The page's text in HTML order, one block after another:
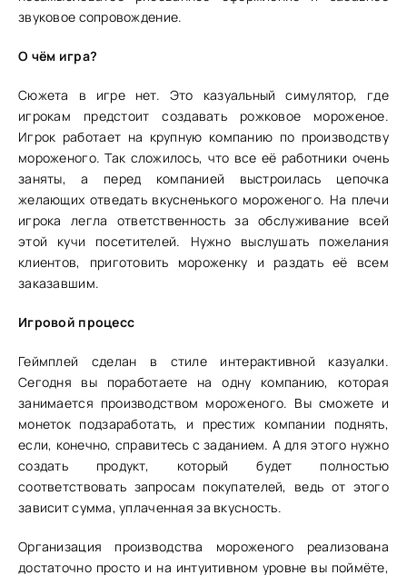
звуковое сопровождение.
О чём игра?
Сюжета в игре нет. Это казуальный симулятор, где
игрокам предстоит создавать рожковое мороженое.
Игрок работает на крупную компанию по производству
мороженого. Так сложилось, что все её работники очень
заняты, а перед компанией выстроилась цепочка
желающих отведать вкусненького мороженого. На плечи
игрока легла ответственность за обслуживание всей
этой кучи посетителей. Нужно выслушать пожелания
клиентов, приготовить мороженку и раздать её всем
заказавшим.
Игровой процесс
Геймплей сделан в стиле интерактивной казуалки.
Сегодня вы поработаете на одну компанию, которая
занимается производством мороженого. Вы сможете и
монеток подзаработать, и престиж компании поднять,
если, конечно, справитесь с заданием. А для этого нужно
создать продукт, который будет полностью
соответствовать запросам покупателей, ведь от этого
зависит сумма, уплаченная за вкусность.
Организация производства мороженого реализована
достаточно просто и на интуитивном уровне вы поймёте,